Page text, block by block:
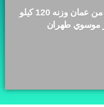
عملية تكميم المعدة لمريض من عمان وزنه 120 كيلو
موسوي طهران